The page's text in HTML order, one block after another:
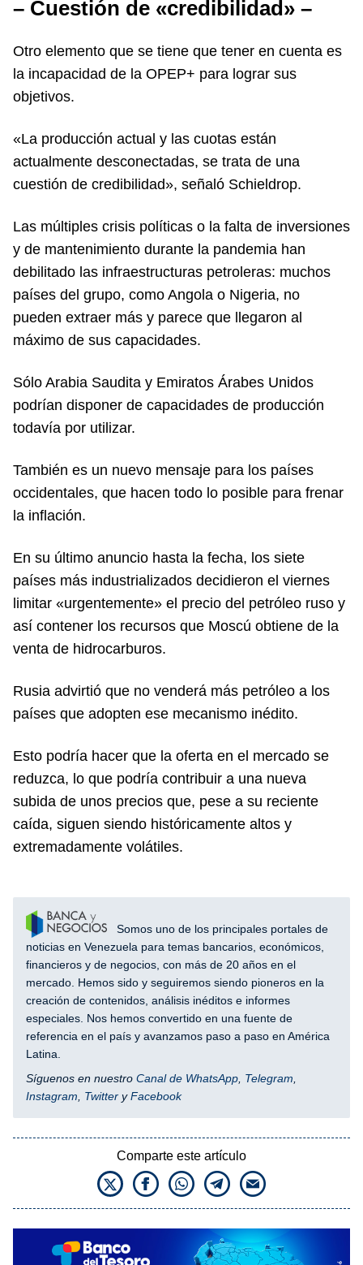
– Cuestión de «credibilidad» –
Otro elemento que se tiene que tener en cuenta es
la incapacidad de la OPEP+ para lograr sus
objetivos.
«La producción actual y las cuotas están
actualmente desconectadas, se trata de una
cuestión de credibilidad», señaló Schieldrop.
Las múltiples crisis políticas o la falta de inversiones
y de mantenimiento durante la pandemia han
debilitado las infraestructuras petroleras: muchos
países del grupo, como Angola o Nigeria, no
pueden extraer más y parece que llegaron al
máximo de sus capacidades.
Sólo Arabia Saudita y Emiratos Árabes Unidos
podrían disponer de capacidades de producción
todavía por utilizar.
También es un nuevo mensaje para los países
occidentales, que hacen todo lo posible para frenar
la inflación.
En su último anuncio hasta la fecha, los siete
países más industrializados decidieron el viernes
limitar «urgentemente» el precio del petróleo ruso y
así contener los recursos que Moscú obtiene de la
venta de hidrocarburos.
Rusia advirtió que no venderá más petróleo a los
países que adopten ese mecanismo inédito.
Esto podría hacer que la oferta en el mercado se
reduzca, lo que podría contribuir a una nueva
subida de unos precios que, pese a su reciente
caída, siguen siendo históricamente altos y
extremadamente volátiles.
Somos uno de los principales portales de
noticias en Venezuela para temas bancarios, económicos,
financieros y de negocios, con más de 20 años en el
mercado. Hemos sido y seguiremos siendo pioneros en la
creación de contenidos, análisis inéditos e informes
especiales. Nos hemos convertido en una fuente de
referencia en el país y avanzamos paso a paso en América
Latina.
Síguenos en nuestro Canal de WhatsApp Telegram
Instagram
Twitter yFacebook
Comparte este artículo